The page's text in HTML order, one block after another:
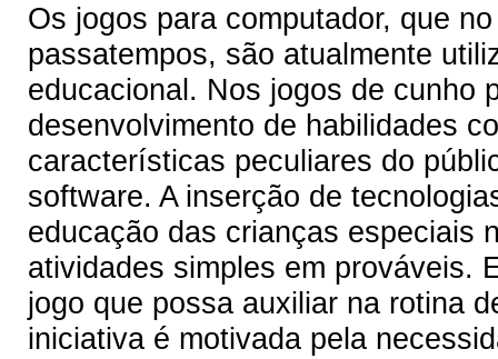
Os jogos para computador, que
passatempos, são atualmente
educacional. Nos jogos de cunho
desenvolvimento de habilidades
características peculiares do
software. A inserção de
educação das crianças especiais
atividades simples em prováveis.
jogo que possa auxiliar na rotina
iniciativa é motivada pela